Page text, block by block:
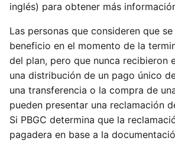
inglés) para obtener más
Las personas que consideren que
beneficio en el momento de la
del plan, pero que nunca recibieron
una distribución de un pago único
una transferencia o la compra de
pueden presentar una reclamación
Si PBGC determina que la
pagadera en base a la